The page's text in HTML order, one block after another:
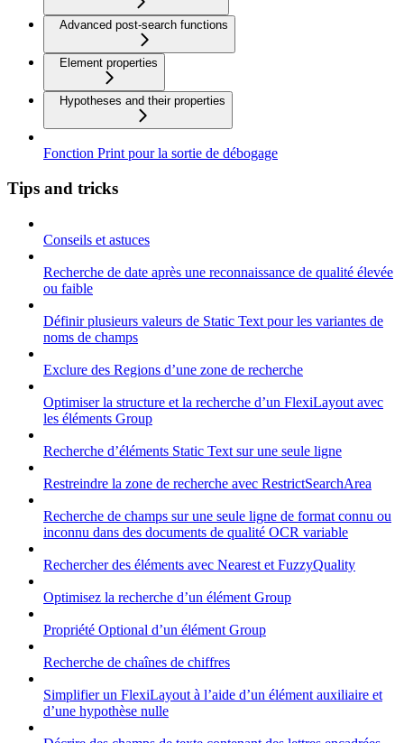
Advanced post-search functions
Element properties
Hypotheses and their properties
Fonction Print pour la sortie de débogage
Tips and tricks
Conseils et astuces
Recherche de date après une reconnaissance de qualité élevée
ou faible
Définir plusieurs valeurs de Static Text pour les variantes de
noms de champs
Exclure des Regions d’une zone de recherche
Optimiser la structure et la recherche d’un FlexiLayout avec
les éléments Group
Recherche d’éléments Static Text sur une seule ligne
Restreindre la zone de recherche avec RestrictSearchArea
Recherche de champs sur une seule ligne de format connu ou
inconnu dans des documents de qualité OCR variable
Rechercher des éléments avec Nearest et FuzzyQuality
Optimisez la recherche d’un élément Group
Propriété Optional d’un élément Group
Recherche de chaînes de chiffres
Simplifier un FlexiLayout à l’aide d’un élément auxiliaire et
d’une hypothèse nulle